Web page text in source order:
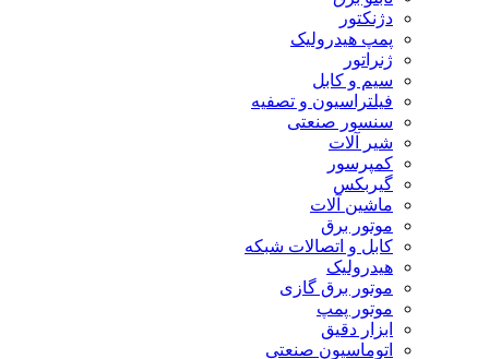
دژنکتور
پمپ هیدرولیک
ژنراتور
سیم و کابل
فیلتراسیون و تصفیه
سنسور صنعتی
شیر آلات
کمپرسور
گیربکس
ماشین آلات
موتور برق
کابل و اتصالات شبکه
هیدرولیک
موتور برق گازی
موتور پمپ
ابزار دقیق
اتوماسیون صنعتی